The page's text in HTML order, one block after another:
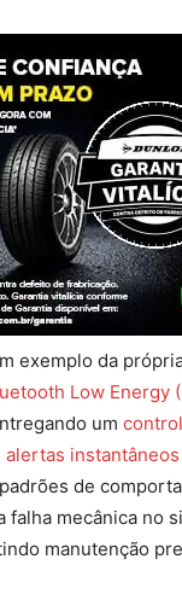
exemplo da
Low Energy
um
de
falha mecânica no
manutenção